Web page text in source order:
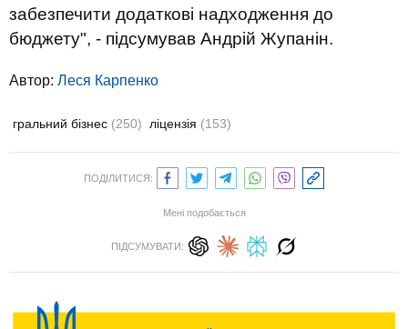
забезпечити додаткові надходження до
бюджету", - підсумував Андрій Жупанін.
Автор: Леся Карпенко
гральний бізнес (250) ліцензія (153)
ПОДІЛИТИСЯ:
Мені подобається
ПІДСУМУВАТИ: